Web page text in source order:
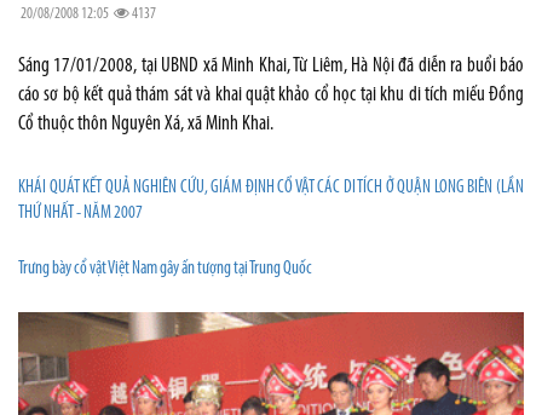
20/08/2008 12:05 4137
Sáng 17/01/2008, tại UBND xã Minh Khai, Từ Liêm, Hà Nội đã diễn ra buổi báo
cáo sơ bộ kết quả thám sát và khai quật khảo cổ học tại khu di tích miếu Đồng
Cổ thuộc thôn Nguyên Xá, xã Minh Khai.
KHÁI QUÁT KẾT QUẢ NGHIÊN CỨU, GIÁM ĐỊNH CỔ VẬT CÁC DI TÍCH Ở QUẬN LONG BIÊN (LẦN
THỨ NHẤT - NĂM 2007
Trưng bày cổ vật Việt Nam gây ấn tượng tại Trung Quốc